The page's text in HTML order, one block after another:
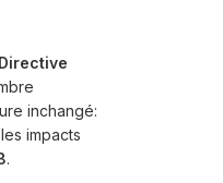
Directive
inchangé:
impacts
.